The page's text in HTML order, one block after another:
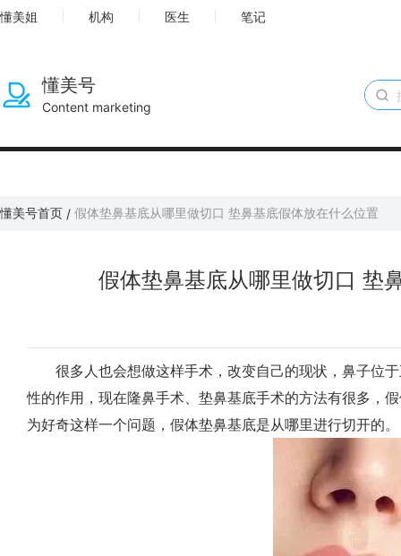
懂美姐 机构 医生 笔记
懂美号
Content marketing
懂美号首页 / 假体垫鼻基底从哪里做切口 垫鼻基底假体放在什么位置
假体垫鼻基底从哪里做切口 垫
很多人也会想做这样手术，改变自己的现状，鼻子位于
性的作用，现在隆鼻手术、垫鼻基底手术的方法有很多，
为好奇这样一个问题，假体垫鼻基底是从哪里进行切开的。